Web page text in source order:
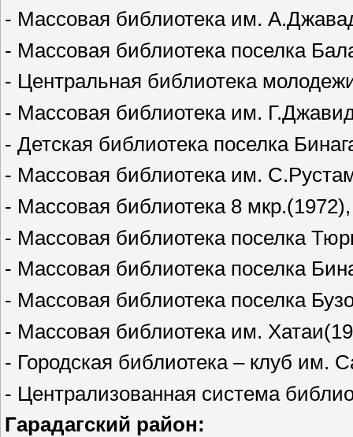
- Массовая библиотека им.
- Массовая библиотека поселка
- Центральная библиотека
- Массовая библиотека им.
- Детская библиотека поселка
- Массовая библиотека им.
- Массовая библиотека 8
- Массовая библиотека поселка
- Массовая библиотека поселка
- Массовая библиотека поселка
- Массовая библиотека им.
- Городская библиотека – клуб им.
- Централизованная система
Гарадагский район: